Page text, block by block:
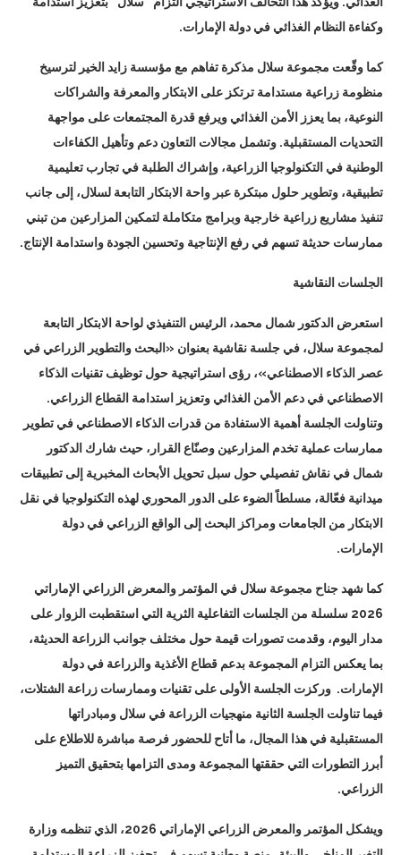
وكفاءة النظام الغذائي في دولة الإمارات.
كما وقّعت مجموعة سلال مذكرة تفاهم مع مؤسسة زايد الخير لترسيخ
منظومة زراعية مستدامة ترتكز على الابتكار والمعرفة والشراكات
النوعية، بما يعزز الأمن الغذائي ويرفع قدرة المجتمعات على مواجهة
التحديات المستقبلية. وتشمل مجالات التعاون دعم وتأهيل الكفاءات
الوطنية في التكنولوجيا الزراعية، وإشراك الطلبة في تجارب تعليمية
تطبيقية، وتطوير حلول مبتكرة عبر واحة الابتكار التابعة لسلال، إلى جانب
تنفيذ مشاريع زراعية خارجية وبرامج متكاملة لتمكين المزارعين من تبني
ممارسات حديثة تسهم في رفع الإنتاجية وتحسين الجودة واستدامة الإنتاج.
الجلسات النقاشية
استعرض الدكتور شمال محمد، الرئيس التنفيذي لواحة الابتكار التابعة
لمجموعة سلال، في جلسة نقاشية بعنوان «البحث والتطوير الزراعي في
عصر الذكاء الاصطناعي»، رؤى استراتيجية حول توظيف تقنيات الذكاء
الاصطناعي في دعم الأمن الغذائي وتعزيز استدامة القطاع الزراعي.
وتناولت الجلسة أهمية الاستفادة من قدرات الذكاء الاصطناعي في تطوير
ممارسات عملية تخدم المزارعين وصنّاع القرار، حيث شارك الدكتور
شمال في نقاش تفصيلي حول سبل تحويل الأبحاث المخبرية إلى تطبيقات
ميدانية فعّالة، مسلطاً الضوء على الدور المحوري لهذه التكنولوجيا في نقل
الابتكار من الجامعات ومراكز البحث إلى الواقع الزراعي في دولة
الإمارات.
كما شهد جناح مجموعة سلال في المؤتمر والمعرض الزراعي الإماراتي
2026 سلسلة من الجلسات التفاعلية الثرية التي استقطبت الزوار على
مدار اليوم، وقدمت تصورات قيمة حول مختلف جوانب الزراعة الحديثة،
بما يعكس التزام المجموعة بدعم قطاع الأغذية والزراعة في دولة
الإمارات. وركزت الجلسة الأولى على تقنيات وممارسات زراعة الشتلات،
فيما تناولت الجلسة الثانية منهجيات الزراعة في سلال ومبادراتها
المستقبلية في هذا المجال، ما أتاح للحضور فرصة مباشرة للاطلاع على
أبرز التطورات التي حققتها المجموعة ومدى التزامها بتحقيق التميز
الزراعي.
ويشكل المؤتمر والمعرض الزراعي الإماراتي 2026، الذي تنظمه وزارة